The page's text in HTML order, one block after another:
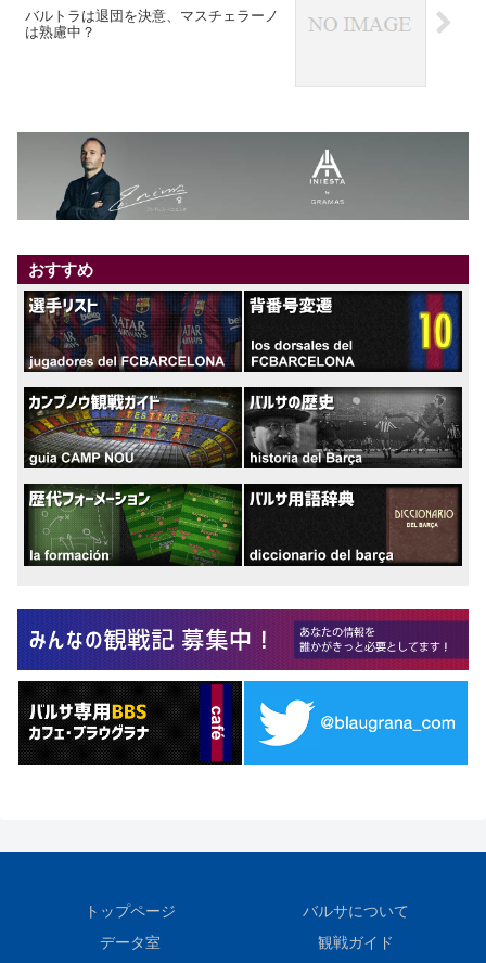
バルトラは退団を決意、マスチェラーノ
は熟慮中？
おすすめ
トップページ
バルサについて
データ室
観戦ガイド